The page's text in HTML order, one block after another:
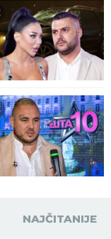
NAJČITANIJE